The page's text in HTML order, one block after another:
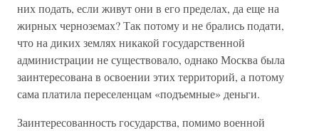
них подать, если живут они в его пределах, да еще на
жирных черноземах? Так потому и не брались подати,
что на диких землях никакой государственной
администрации не существовало, однако Москва была
заинтересована в освоении этих территорий, а потому
сама платила переселенцам «подъемные» деньги.
Заинтересованность государства, помимо военной